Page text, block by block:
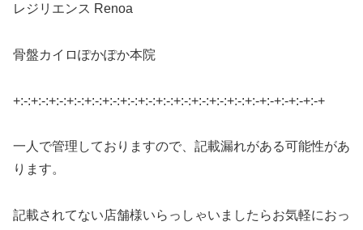
レジリエンス Renoa
骨盤カイロぽかぽか本院
+:-:+:-:+:-:+:-:+:-:+:-:+:-:+:-:+:-:+:-:+:-:+:-:+:-:+:-+:-+:-+:-+:-+
一人で管理しておりますので、記載漏れがある可能性があ
ります。
記載されてない店舗様いらっしゃいましたらお気軽におっ